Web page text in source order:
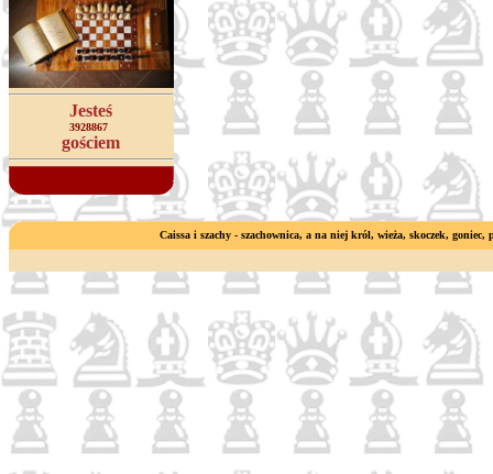
Jesteś
3928867
gościem
Caissa i szachy - szachownica, a na niej król, wieża, skoczek,